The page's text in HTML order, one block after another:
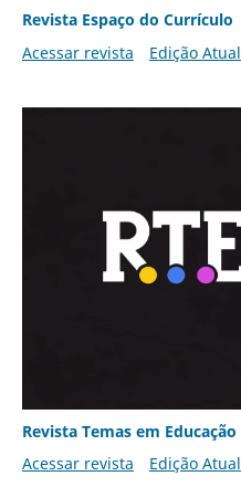
Revista Espaço do Currículo
Acessar revista
Edição Atual
Revista Temas em Educação
Acessar revista
Edição Atual